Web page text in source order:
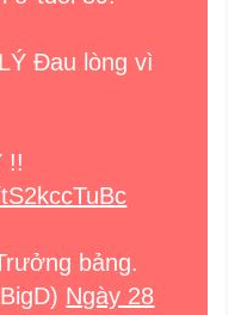
Đau lòng vì
!!
bảng.
Ngày 28